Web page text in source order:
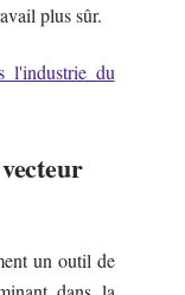
plus sûr.
l'industrie du
un outil de